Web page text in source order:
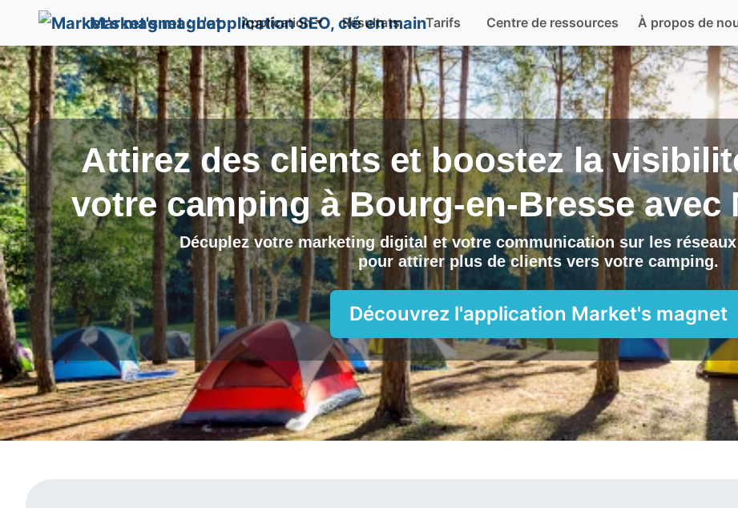
Market's magnet Application Résultats Tarifs Centre de ressources À propos de
Attirez des clients et boostez la
votre camping àBourg-en-Bresseavec
Décuplez votre marketing digital et votre communication sur les
pour attirer plus de clients vers votre camping.
Découvrez l'application Market's magnet